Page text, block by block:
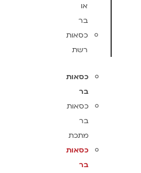
או
בר
כסאות
רשת
כסאות
בר
כסאות
בר
מתכת
כסאות
בר